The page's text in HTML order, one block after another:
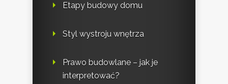
Etapy budowy domu
Styl wystroju wnętrza
Prawo budowlane – jak je
interpretować?